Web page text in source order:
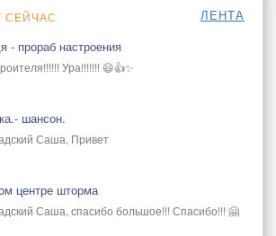
СЕЙЧАС ЛЕНТА
- прораб настроения
Ура!!!!!!! 😃👍✨
шансон.
Саша, Привет
центре шторма
Саша, спасибо большое!!! Спасибо!!! 🤗